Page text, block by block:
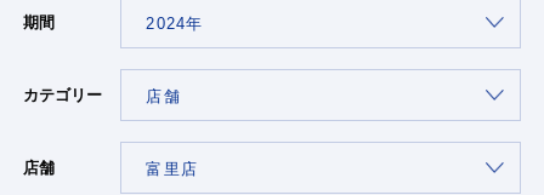
期間
カテゴリー
店舗